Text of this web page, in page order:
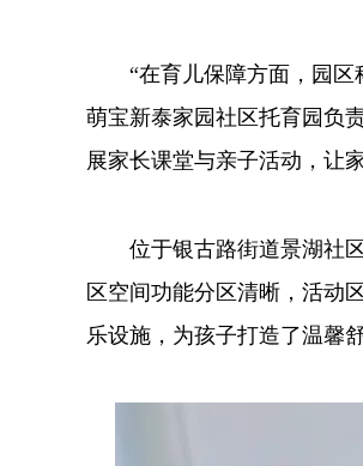
“在育儿保障方面，园区
萌宝新泰家园社区托育园负
展家长课堂与亲子活动，让
位于银古路街道景湖社区
区空间功能分区清晰，活动
乐设施，为孩子打造了温馨